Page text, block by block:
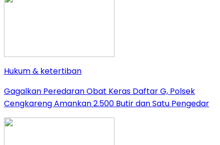
Hukum & ketertiban
Gagalkan Peredaran Obat Keras Daftar G, Polsek
Cengkareng Amankan 2.500 Butir dan Satu Pengedar